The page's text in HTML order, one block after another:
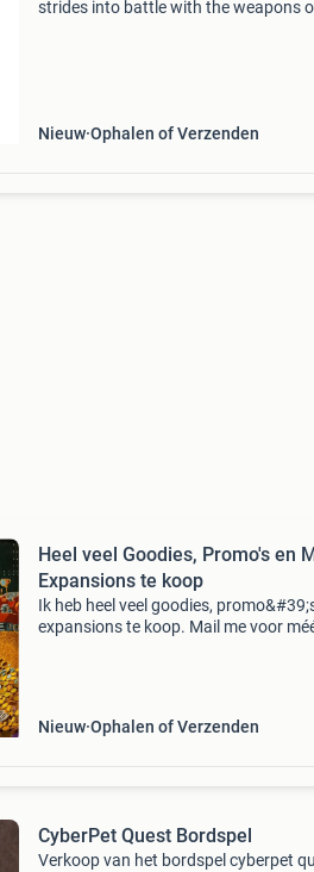
strides into battle with the weapons
Nieuw Ophalen of Verzenden
Heel veel Goodies, Promo's en
Expansions te koop
Ik heb heel veel goodies,
expansions te koop. Mail me voor
Nieuw Ophalen of Verzenden
CyberPet Quest Bordspel
Verkoop van het bordspel cyberpet